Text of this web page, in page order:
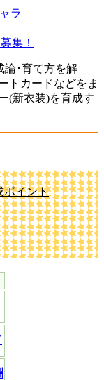
ラ
集！
論･育て方を解
トカードなどをま
(新衣装)を育成す
ポイント